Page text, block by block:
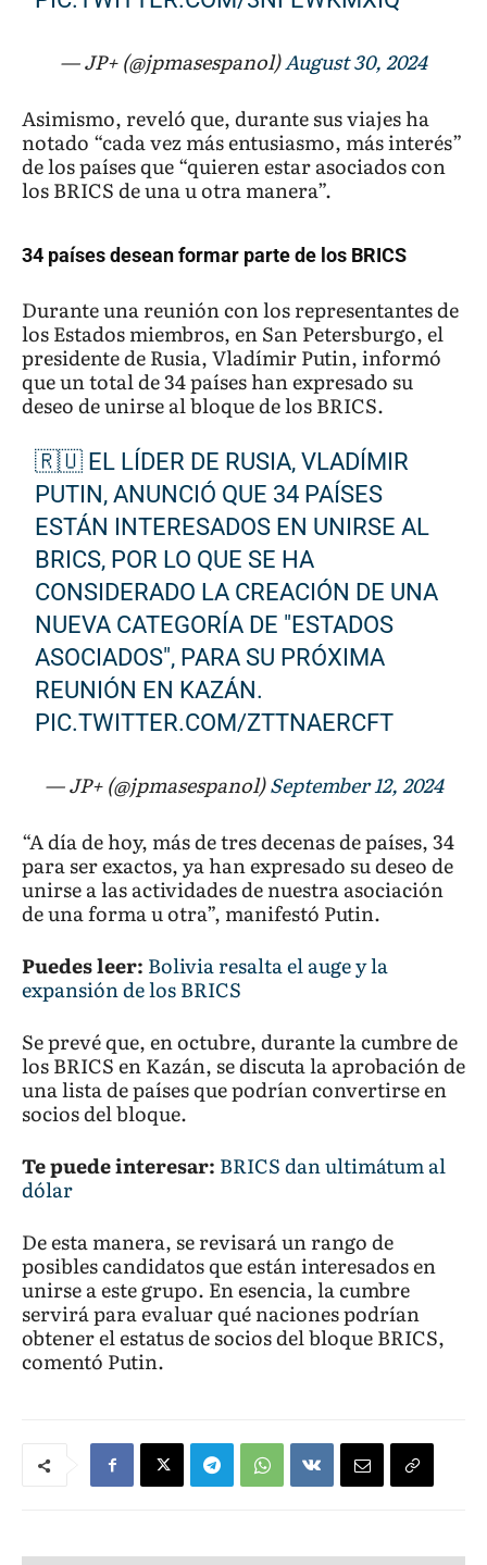
— JP+ (@jpmasespanol)August 30, 2024
Asimismo, reveló que, durante sus viajes ha
notado “cada vez más entusiasmo, más interés”
de los países que “quieren estar asociados con
los BRICS de una u otra manera”.
34 países desean formar parte de los BRICS
Durante una reunión con los representantes de
los Estados miembros, en San Petersburgo, el
presidente de Rusia, Vladímir Putin, informó
que un total de 34 países han expresado su
deseo de unirse al bloque de los BRICS.
🇷🇺 EL LÍDER DE RUSIA, VLADÍMIR
PUTIN, ANUNCIÓ QUE 34 PAÍSES
ESTÁN INTERESADOS EN UNIRSE AL
BRICS, POR LO QUE SE HA
CONSIDERADO LA CREACIÓN DE UNA
NUEVA CATEGORÍA DE "ESTADOS
ASOCIADOS", PARA SU PRÓXIMA
REUNIÓN EN KAZÁN.
PIC.TWITTER.COM/ZTTNAERCFT
— JP+ (@jpmasespanol)September 12, 2024
“A día de hoy, más de tres decenas de países, 34
para ser exactos, ya han expresado su deseo de
unirse a las actividades de nuestra asociación
de una forma u otra”, manifestó Putin.
Puedes leer: Bolivia resalta el auge y la
expansión de los BRICS
Se prevé que, en octubre, durante la cumbre de
los BRICS en Kazán, se discuta la aprobación de
una lista de países que podrían convertirse en
socios del bloque.
Te puede interesar: BRICS dan ultimátum al
dólar
De esta manera, se revisará un rango de
posibles candidatos que están interesados en
unirse a este grupo. En esencia, la cumbre
servirá para evaluar qué naciones podrían
obtener el estatus de socios del bloque BRICS,
comentó Putin.